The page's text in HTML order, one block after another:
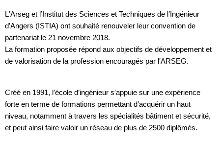
L′Arseg et l’Institut des Sciences et Techniques de l’Ingénieur
d’Angers (ISTIA) ont souhaité renouveler leur convention de
partenariat le 21 novembre 2018.
La formation proposée répond aux objectifs de développement et
de valorisation de la profession encouragés par l′ARSEG.
Créé en 1991, l′école d’ingénieur s′appuie sur une expérience
forte en terme de formations permettant d′acquérir un haut
niveau, notamment à travers les spécialités bâtiment et sécurité,
et peut ainsi faire valoir un réseau de plus de 2500 diplômés.